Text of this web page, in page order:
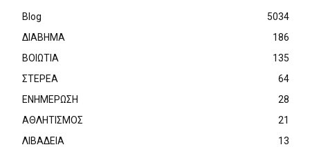
Blog
5034
ΔΙΑΒΗΜΑ
186
ΒΟΙΩΤΙΑ
135
ΣΤΕΡΕΑ
64
ΕΝΗΜΕΡΩΣΗ
28
ΑΘΛΗΤΙΣΜΟΣ
21
ΛΙΒΑΔΕΙΑ
13